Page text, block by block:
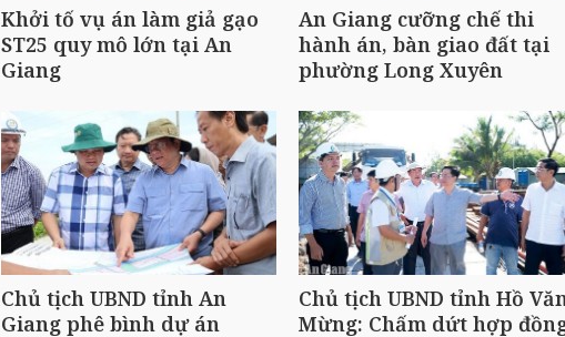
Khởi tố vụ án làm giả gạo
ST25 quy mô lớn tại An
Giang
An Giang cưỡng chế thi
hành án, bàn giao đất tại
phường Long Xuyên
Chủ tịch UBND tỉnh An
Giang phê bình dự án
Chủ tịch UBND tỉnh Hồ
Mừng: Chấm dứt hợp